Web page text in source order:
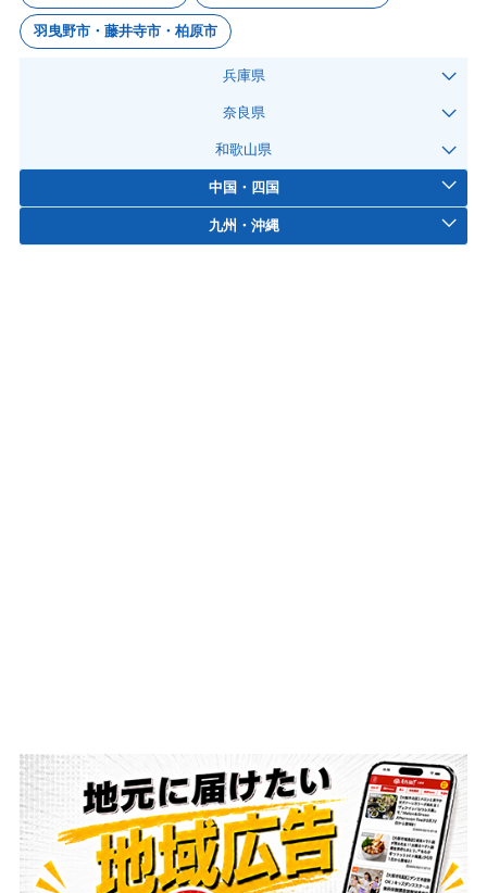
羽曳野市・藤井寺市・柏原市
兵庫県
奈良県
和歌山県
中国・四国
九州・沖縄